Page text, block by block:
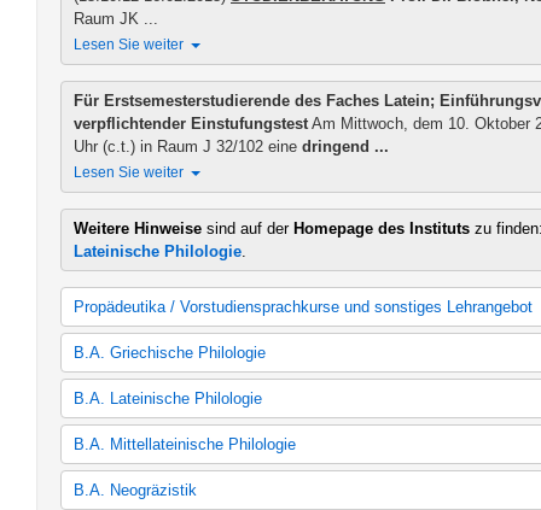
Raum JK ...
Lesen Sie weiter
Für Erstsemesterstudierende des Faches Latein;
verpflichtender EinstufungstestAm Mittwoch, dem 10. Oktober
Uhr (c.t.) in Raum J 32/102 eine dringend ...
Lesen Sie weiter
Weitere Hinweise sind auf der Homepage des Instituts zu
Lateinische Philologie
Propädeutika / Vorstudiensprachkurse und sonstiges Lehrangebot
Propädeutika
Sonstiges Lehrangebot
B.A. Griechische Philologie
Kernfach Griechische Philologie
60 LP Griechische Philologie
30 LP Griechische Literatur in Übersetzung
B.A. Lateinische Philologie
Kernfach Lateinische Philologie (StO und PO gültig ab SoSe
Kernfach Lateinische Philologie (StO und PO gültig ab WS 15/
60 LP Lateinische Philologie (StO und PO gültig ab SoSe 2012)
60 LP Lateinische Philologie (StO und PO gültig ab WS 15/16)
B.A. Mittellateinische Philologie
30 LP Mittellateinische Philologie
B.A. Neogräzistik